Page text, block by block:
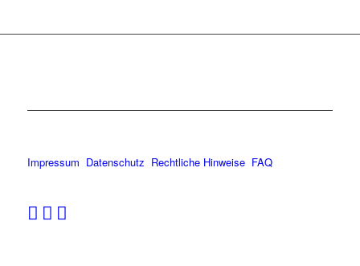
Impressum Datenschutz Rechtliche Hinweise FAQ